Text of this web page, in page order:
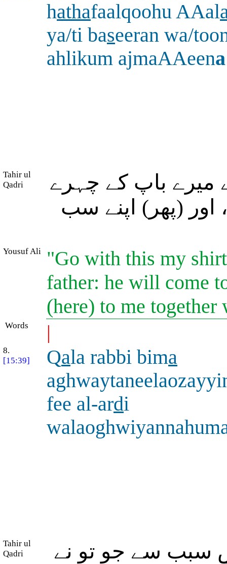
hathafaalqoohu AAal
ya/ti baseeran wa/
ahlikum ajmaAAeena
Tahir ul
Qadri
میرے باپ کے چہرے
اور (پھر) اپنے سب
Yousuf Ali
"Go with this my
father: he will come
(here) to me
Words |
8.
[15:39]
Qala rabbi bima
fee al-ardi
Tahir ul
Qadri
سبب سے جو تو نے